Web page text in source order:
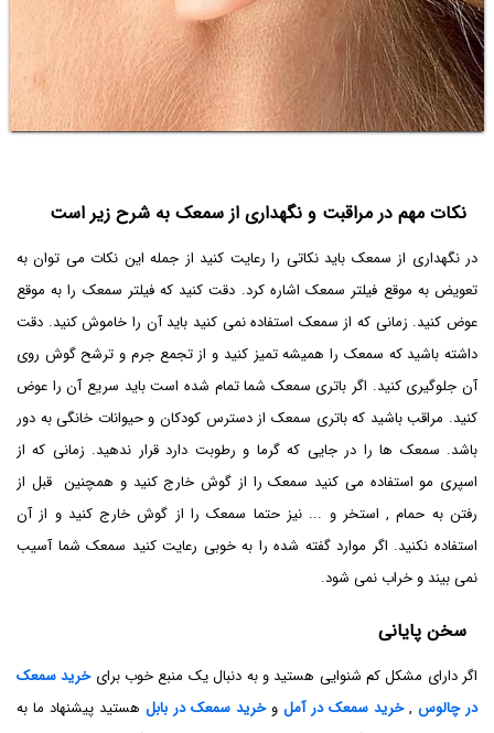
نکات مهم در مراقبت و نگهداری از سمعک به شرح زیر است
در نگهداری از سمعک باید نکاتی را رعایت کنید از جمله این نکات می توان به
تعویض به موقع فیلتر سمعک اشاره کرد. دقت کنید که فیلتر سمعک را به موقع
عوض کنید. زمانی که از سمعک استفاده نمی کنید باید آن را خاموش کنید. دقت
داشته باشید که سمعک را همیشه تمیز کنید و از تجمع جرم و ترشح گوش روی
آن جلوگیری کنید. اگر باتری سمعک شما تمام شده است باید سریع آن را عوض
کنید. مراقب باشید که باتری سمعک از دسترس کودکان و حیوانات خانگی به دور
باشد. سمعک ها را در جایی که گرما و رطوبت دارد قرار ندهید. زمانی که از
اسپری مو استفاده می کنید سمعک را از گوش خارج کنید و همچنین قبل از
رفتن به حمام , استخر و ... نیز حتما سمعک را از گوش خارج کنید و از آن
استفاده نکنید. اگر موارد گفته شده را به خوبی رعایت کنید سمعک شما آسیب
نمی بیند و خراب نمی شود.
سخن پایانی
اگر دارای مشکل کم شنوایی هستید و به دنبال یک منبع خوب برایخرید سمعک
در چالوس ,خرید سمعک در آمل وخرید سمعک در بابل هستید پیشنهاد ما به